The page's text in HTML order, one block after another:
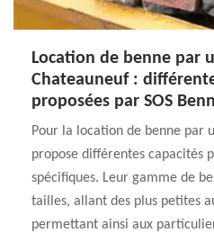
Location de benne par
Chateauneuf :
proposées par SOS
Pour la location de benne par
propose différentes capacités
spécifiques. Leur gamme de
tailles, allant des plus petites
permettant ainsi aux